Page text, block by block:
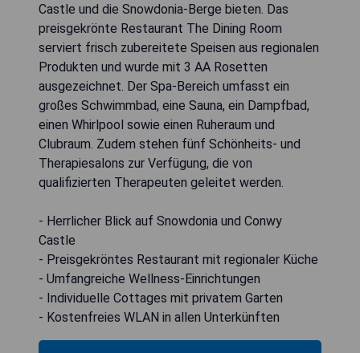
Castle und die Snowdonia-Berge bieten. Das
preisgekrönte Restaurant The Dining Room
serviert frisch zubereitete Speisen aus regionalen
Produkten und wurde mit 3 AA Rosetten
ausgezeichnet. Der Spa-Bereich umfasst ein
großes Schwimmbad, eine Sauna, ein Dampfbad,
einen Whirlpool sowie einen Ruheraum und
Clubraum. Zudem stehen fünf Schönheits- und
Therapiesalons zur Verfügung, die von
qualifizierten Therapeuten geleitet werden.
- Herrlicher Blick auf Snowdonia und Conwy
Castle
- Preisgekröntes Restaurant mit regionaler Küche
- Umfangreiche Wellness-Einrichtungen
- Individuelle Cottages mit privatem Garten
- Kostenfreies WLAN in allen Unterkünften